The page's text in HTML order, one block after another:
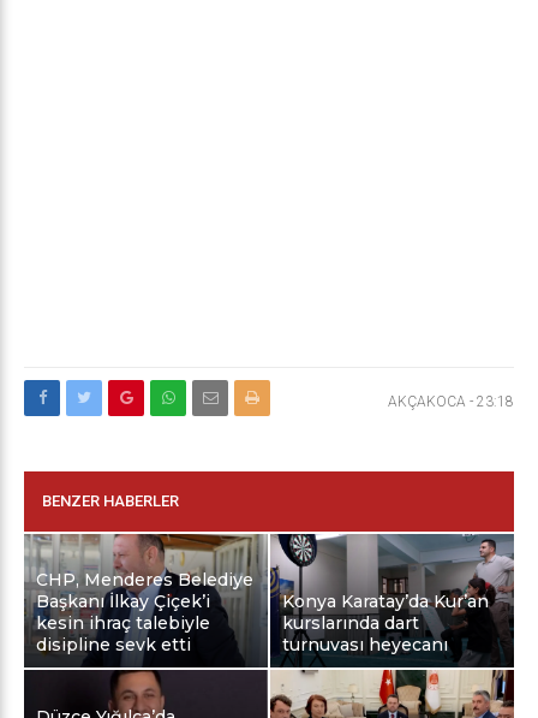
AKÇAKOCA - 23:18
BENZER HABERLER
CHP, Menderes Belediye
Başkanı İlkay Çiçek’i
kesin ihraç talebiyle
disipline sevk etti
Konya Karatay’da Kur’an
kurslarında dart
turnuvası heyecanı